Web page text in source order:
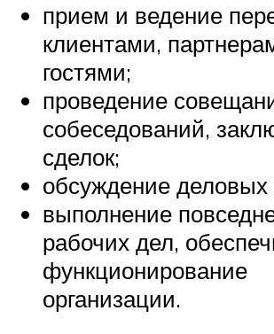
прием и ведение
клиентами,
гостями;
проведение
собеседований,
сделок;
обсуждение деловых
выполнение
рабочих дел,
функционирование
организации.